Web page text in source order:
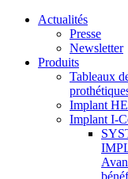
Actualités
Presse
Newsletter
Produits
Tableaux
Implant HE
Implant I-